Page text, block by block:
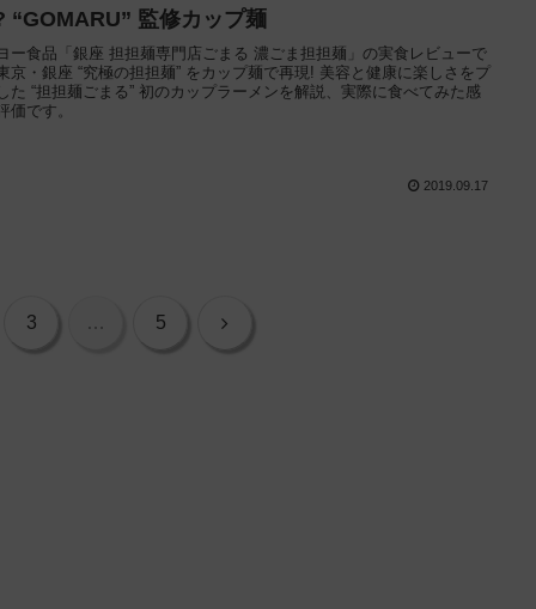
“GOMARU” 監修カップ麺
ー食品「銀座 担担麺専門店ごまる 濃ごま担担麺」の実食レビューで
京・銀座 “究極の担担麺” をカップ麺で再現! 美容と健康に楽しさをプ
た “担担麺ごまる” 初のカップラーメンを解説、実際に食べてみた感
価です。
2019.09.17
3 … 5 次